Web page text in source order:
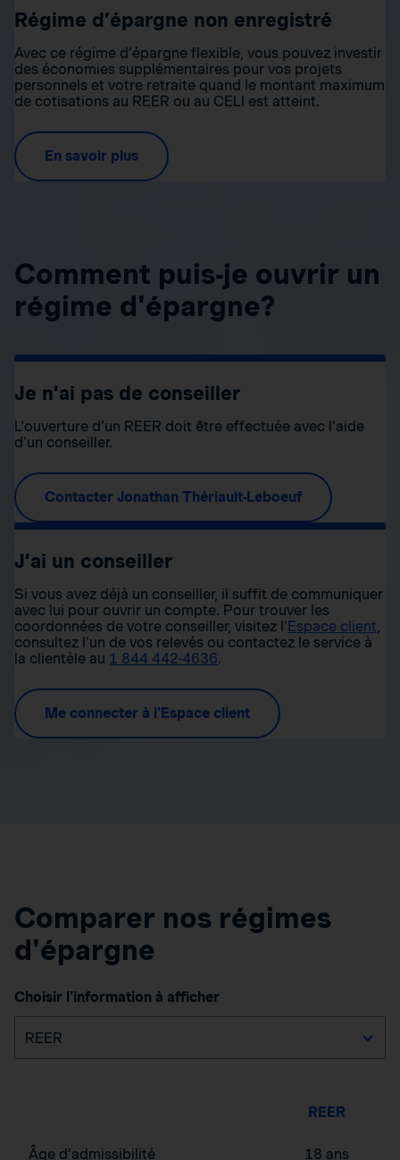
Régime d’épargne non enregistré
Avec ce régime d’épargne flexible, vous pouvez investir
des économies supplémentaires pour vos projets
personnels et votre retraite quand le montant maximum
de cotisations au REER ou au CELI est atteint.
En savoir plus
Comment puis-je ouvrir un
régime d'épargne?
Je n’ai pas de conseiller
L'ouverture d'un REER doit être effectuée avec l'aide
d'un conseiller.
Contacter Jonathan Thériault-Leboeuf
J’ai un conseiller
Si vous avez déjà un conseiller, il suffit de communiquer
avec lui pour ouvrir un compte. Pour trouver les
coordonnées de votre conseiller, visitez l' Espace client,
consultez l'un de vos relevés ou contactez le service à
la clientèle au 1 844 442-4636.
Me connecter à l'Espace client
Comparer nos régimes
d'épargne
Choisir l'information à afficher
REER
Âge d’admissibilité 18 ans